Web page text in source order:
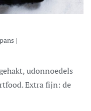
|
Extra fijn: de